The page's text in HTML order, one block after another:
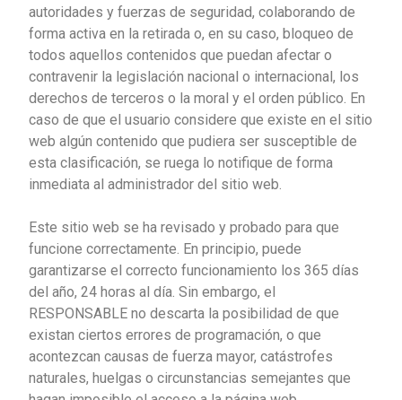
autoridades y fuerzas de seguridad, colaborando de
forma activa en la retirada o, en su caso, bloqueo de
todos aquellos contenidos que puedan afectar o
contravenir la legislación nacional o internacional, los
derechos de terceros o la moraly el orden público. En
caso de que el usuario considere que existe en el sitio
web algún contenido que pudiera ser susceptible de
esta clasificación, se ruega lo notifique de forma
inmediata al administrador del sitio web.
Este sitio web se ha revisado y probado para que
funcione correctamente. En principio, puede
garantizarse el correcto funcionamiento los 365 días
del año, 24 horas al día. Sin embargo, el
RESPONSABLE no descarta la posibilidad de que
existan ciertos errores de programación, o que
acontezcan causas de fuerza mayor, catástrofes
naturales, huelgas o circunstancias semejantes que